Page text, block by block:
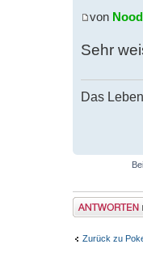
von
Sehr
Das
Antwort erstellen
Zurück zu